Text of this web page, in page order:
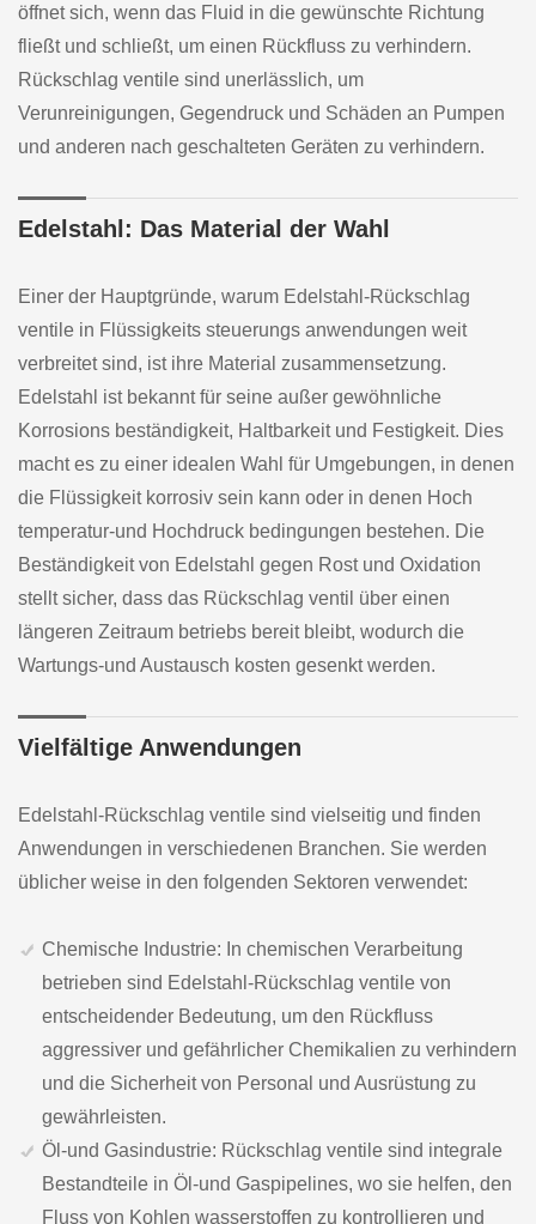
öffnet sich, wenn das Fluid in die gewünschte Richtung
fließt und schließt, um einen Rückfluss zu verhindern.
Rückschlag ventile sind unerlässlich, um
Verunreinigungen, Gegendruck und Schäden an Pumpen
und anderen nach geschalteten Geräten zu verhindern.
Edelstahl: Das Material der Wahl
Einer der Hauptgründe, warum Edelstahl-Rückschlag
ventile in Flüssigkeits steuerungs anwendungen weit
verbreitet sind, ist ihre Material zusammensetzung.
Edelstahl ist bekannt für seine außer gewöhnliche
Korrosions beständigkeit, Haltbarkeit und Festigkeit. Dies
macht es zu einer idealen Wahl für Umgebungen, in denen
die Flüssigkeit korrosiv sein kann oder in denen Hoch
temperatur-und Hochdruck bedingungen bestehen. Die
Beständigkeit von Edelstahl gegen Rost und Oxidation
stellt sicher, dass das Rückschlag ventil über einen
längeren Zeitraum betriebs bereit bleibt, wodurch die
Wartungs-und Austausch kosten gesenkt werden.
Vielfältige Anwendungen
Edelstahl-Rückschlag ventile sind vielseitig und finden
Anwendungen in verschiedenen Branchen. Sie werden
üblicher weise in den folgenden Sektoren verwendet:
Chemische Industrie: In chemischen Verarbeitung
betrieben sind Edelstahl-Rückschlag ventile von
entscheidender Bedeutung, um den Rückfluss
aggressiver und gefährlicher Chemikalien zu verhindern
und die Sicherheit von Personal und Ausrüstung zu
gewährleisten.
Öl-und Gasindustrie: Rückschlag ventile sind integrale
Bestandteile in Öl-und Gaspipelines, wo sie helfen, den
Fluss von Kohlen wasserstoffen zu kontrollieren und